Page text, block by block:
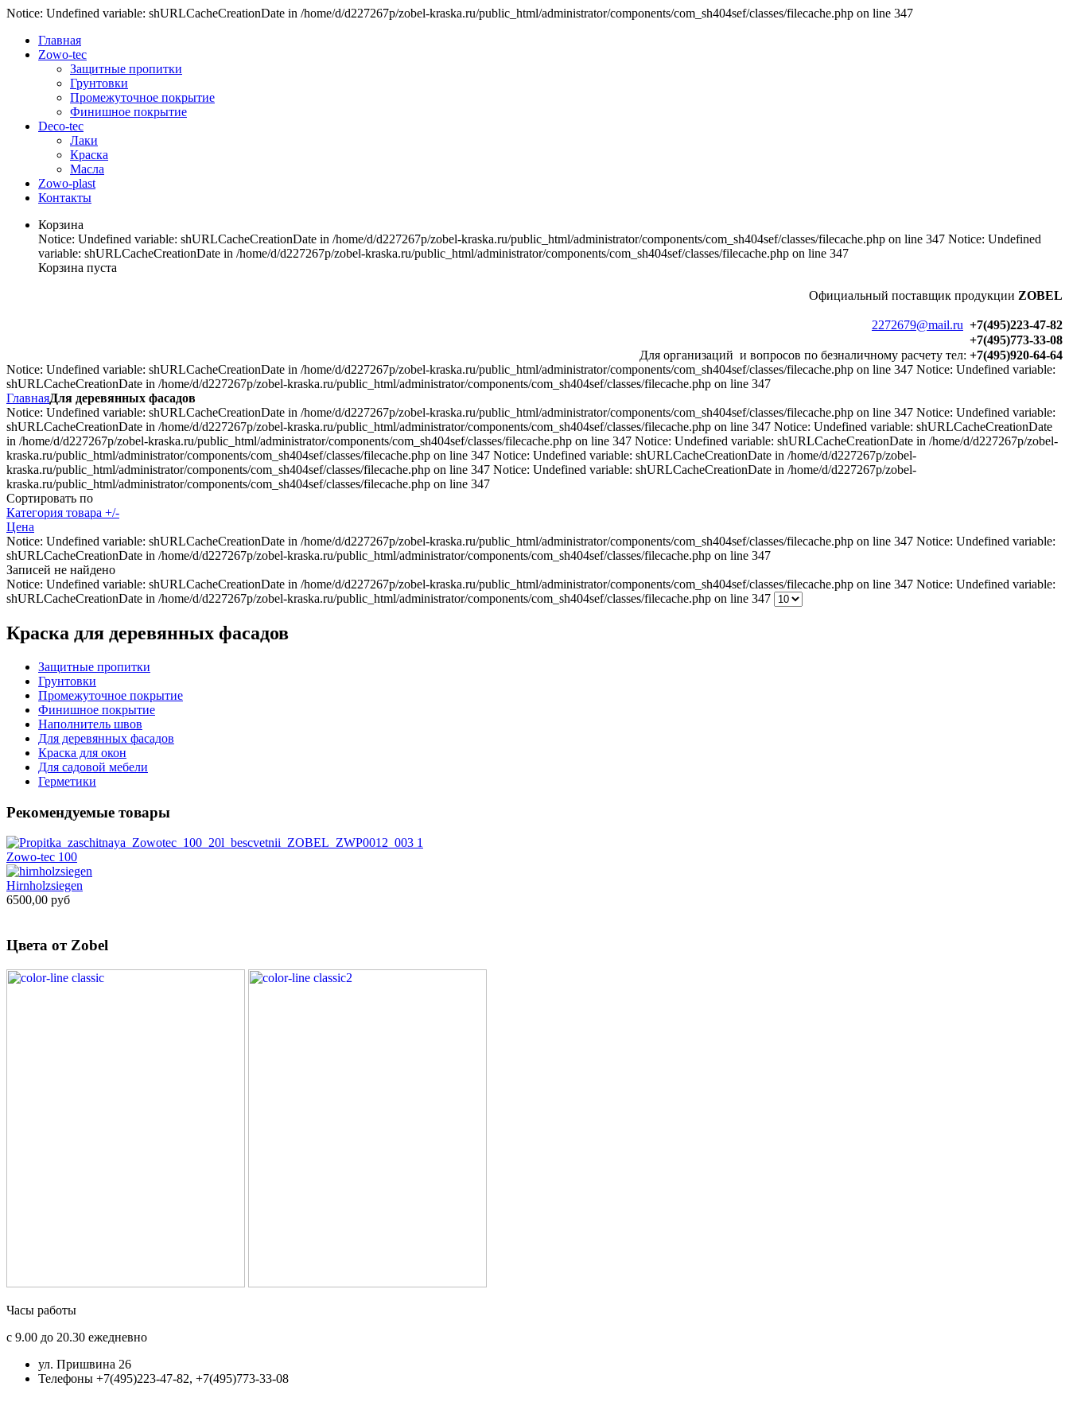
Notice: Undefined variable: shURLCacheCreationDate in /home/d/d227267p/zobel-kraska.ru/public_html/administrator/components/com_sh404sef/classes/filecache.php on line 347
Главная
Zowo-tec
Защитные пропитки
Грунтовки
Промежуточное покрытие
Финишное покрытие
Deco-tec
Лаки
Краска
Масла
Zowo-plast
Контакты
Корзина
Notice: Undefined variable: shURLCacheCreationDate in /home/d/d227267p/zobel-kraska.ru/public_html/administrator/components/com_sh404sef/classes/filecache.php on line 347 Notice: Undefined
variable: shURLCacheCreationDate in /home/d/d227267p/zobel-kraska.ru/public_html/administrator/components/com_sh404sef/classes/filecache.php on line 347
Корзина пуста
Официальный поставщик продукции ZOBEL
2272679@mail.ru +7(495)223-47-82
+7(495)773-33-08
Для организаций и вопросов по безналичному расчету тел: +7(495)920-64-64
Notice: Undefined variable: shURLCacheCreationDate in /home/d/d227267p/zobel-kraska.ru/public_html/administrator/components/com_sh404sef/classes/filecache.php on line 347 Notice: Undefined variable:
shURLCacheCreationDate in /home/d/d227267p/zobel-kraska.ru/public_html/administrator/components/com_sh404sef/classes/filecache.php on line 347
ГлавнаяДля деревянных фасадов
Notice: Undefined variable: shURLCacheCreationDate in /home/d/d227267p/zobel-kraska.ru/public_html/administrator/components/com_sh404sef/classes/filecache.php on line 347 Notice: Undefined variable:
shURLCacheCreationDate in /home/d/d227267p/zobel-kraska.ru/public_html/administrator/components/com_sh404sef/classes/filecache.php on line 347 Notice: Undefined variable: shURLCacheCreationDate
in /home/d/d227267p/zobel-kraska.ru/public_html/administrator/components/com_sh404sef/classes/filecache.php on line 347 Notice: Undefined variable: shURLCacheCreationDate in /home/d/d227267p/zobel-
kraska.ru/public_html/administrator/components/com_sh404sef/classes/filecache.php on line 347 Notice: Undefined variable: shURLCacheCreationDate in /home/d/d227267p/zobel-
kraska.ru/public_html/administrator/components/com_sh404sef/classes/filecache.php on line 347 Notice: Undefined variable: shURLCacheCreationDate in /home/d/d227267p/zobel-
kraska.ru/public_html/administrator/components/com_sh404sef/classes/filecache.php on line 347
Сортировать по
Категория товара +/-
Цена
Notice: Undefined variable: shURLCacheCreationDate in /home/d/d227267p/zobel-kraska.ru/public_html/administrator/components/com_sh404sef/classes/filecache.php on line 347 Notice: Undefined variable:
shURLCacheCreationDate in /home/d/d227267p/zobel-kraska.ru/public_html/administrator/components/com_sh404sef/classes/filecache.php on line 347
Записей не найдено
Notice: Undefined variable: shURLCacheCreationDate in /home/d/d227267p/zobel-kraska.ru/public_html/administrator/components/com_sh404sef/classes/filecache.php on line 347 Notice: Undefined variable:
shURLCacheCreationDate in /home/d/d227267p/zobel-kraska.ru/public_html/administrator/components/com_sh404sef/classes/filecache.php on line 347
Краска для деревянных фасадов
Защитные пропитки
Грунтовки
Промежуточное покрытие
Финишное покрытие
Наполнитель швов
Для деревянных фасадов
Краска для окон
Для садовой мебели
Герметики
Рекомендуемые товары
Zowo-tec 100
Hirnholzsiegen
6500,00 руб
Цвета от Zobel
Часы работы
с 9.00 до 20.30 ежедневно
ул. Пришвина 26
Телефоны +7(495)223-47-82, +7(495)773-33-08